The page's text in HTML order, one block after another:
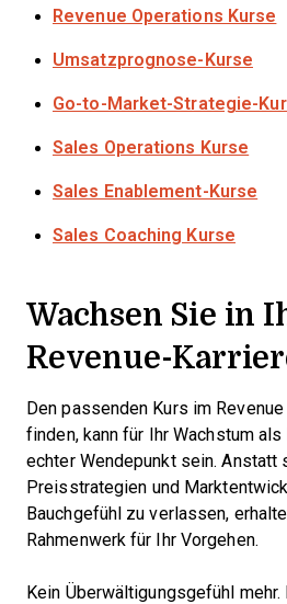
Revenue Operations Kurse
Umsatzprognose-Kurse
Go-to-Market-Strategie-
Sales Operations Kurse
Sales Enablement-Kurse
Sales Coaching Kurse
Wachsen Sie in
Revenue-
Den passenden Kurs im
finden, kann für Ihr Wachstum
echter Wendepunkt sein. Anstatt
Preisstrategien und
Bauchgefühl zu verlassen,
Rahmenwerk für Ihr Vorgehen.
Kein Überwältigungsgefühl mehr.